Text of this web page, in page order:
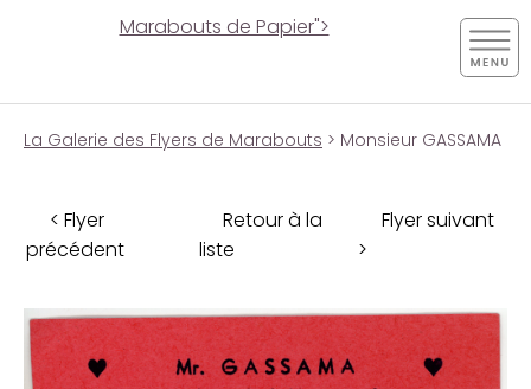
Marabouts de Papier">
La Galerie des Flyers de Marabouts > Monsieur GASSAMA
< Flyer
précédent
Retour à la
liste
Flyer suivant
>